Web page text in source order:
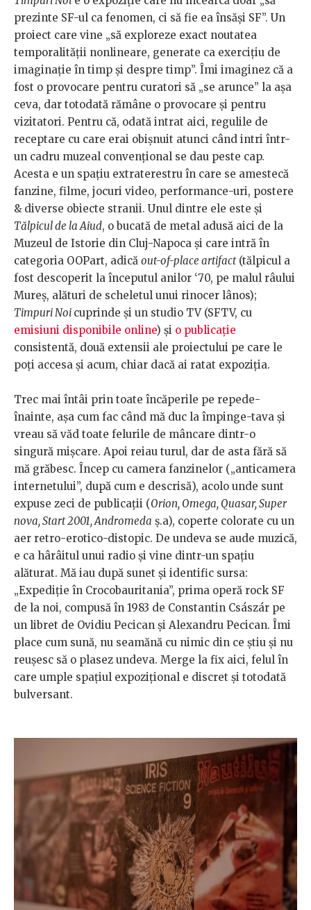
prezinte SF-ul ca fenomen, ci să fie ea însăși SF”. Un
proiect care vine „să exploreze exact noutatea
temporalității nonlineare, generate ca exerciţiu de
imaginaţie în timp şi despre timp”. Îmi imaginez că a
fost o provocare pentru curatori să „se arunce” la așa
ceva, dar totodată rămâne o provocare și pentru
vizitatori. Pentru că, odată intrat aici, regulile de
receptare cu care erai obișnuit atunci când intri într-
un cadru muzeal convențional se dau peste cap.
Acesta e un spațiu extraterestru în care se amestecă
fanzine, filme, jocuri video, performance-uri, postere
& diverse obiecte stranii. Unul dintre ele este și
Tălpicul de la Aiud, o bucată de metal adusă aici de la
Muzeul de Istorie din Cluj-Napoca și care intră în
categoria OOPart, adică out-of-place artifact(tălpicul a
fost descoperit la începutul anilor ‘70, pe malul râului
Mureș, alături de scheletul unui rinocer lânos);
Timpuri Noi cuprinde și un studio TV (SFTV, cu
emisiuni disponibile online) și o publicație
consistentă, două extensii ale proiectului pe care le
poți accesa și acum, chiar dacă ai ratat expoziția.
Trec mai întâi prin toate încăperile pe repede-
înainte, așa cum fac când mă duc la împinge-tava și
vreau să văd toate felurile de mâncare dintr-o
singură mișcare. Apoi reiau turul, dar de asta fără să
mă grăbesc. Încep cu camera fanzinelor („anticamera
internetului”, după cum e descrisă), acolo unde sunt
expuse zeci de publicații (Orion, Omega, Quasar, Super
nova, Start 2001, Andromeda ș.a), coperte colorate cu un
aer retro-erotico-distopic. De undeva se aude muzică,
e ca hârâitul unui radio și vine dintr-un spațiu
alăturat. Mă iau după sunet și identific sursa:
„Expediţie în Crocobauritania”, prima operă rock SF
de la noi, compusă în 1983 de Constantin Császár pe
un libret de Ovidiu Pecican și Alexandru Pecican. Îmi
place cum sună, nu seamănă cu nimic din ce știu și nu
reușesc să o plasez undeva. Merge la fix aici, felul în
care umple spațiul expozițional e discret și totodată
bulversant.